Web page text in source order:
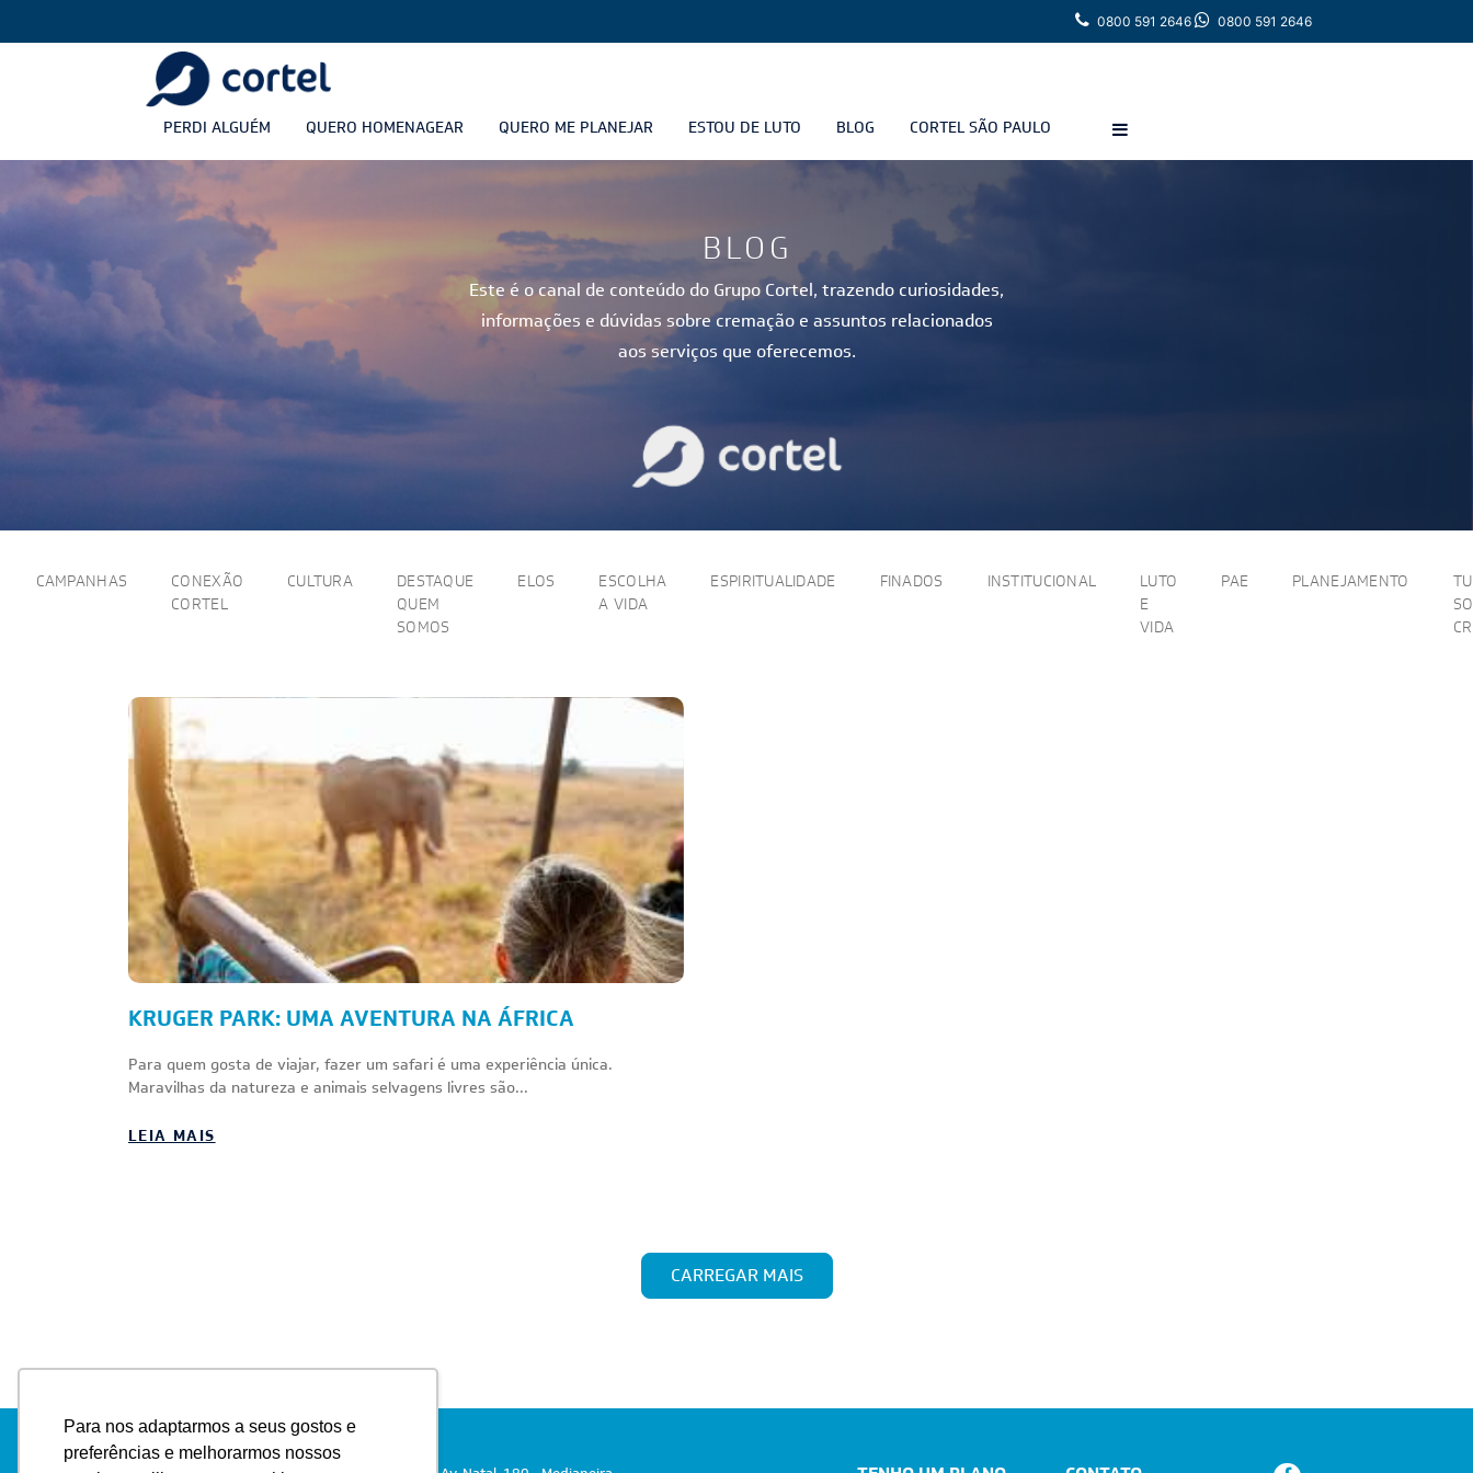
Para nos adaptarmos a seus gostos e
preferências e melhorarmos nossos
0800 591 2646 0800 591 2646
PERDI ALGUÉM QUERO HOMENAGEAR QUERO ME PLANEJAR ESTOU DE LUTO BLOG CORTEL SÃO PAULO
BLOG
Este é o canal de conteúdo do Grupo Cortel, trazendo curiosidades,
informações e dúvidas sobre cremação e assuntos relacionados
aos serviços que oferecemos.
CAMPANHAS
CONEXÃO
CORTEL
CULTURA
DESTAQUE
QUEM
SOMOS
ELOS
ESCOLHA
A VIDA
ESPIRITUALIDADE FINADOS INSTITUCIONAL
LUTO
E
VIDA
PAE PLANEJAMENTO
KRUGER PARK: UMA AVENTURA NA ÁFRICA
Para quem gosta de viajar, fazer um safari é uma experiência única.
Maravilhas da natureza e animais selvagens livres são...
LEIA MAIS
CARREGAR MAIS